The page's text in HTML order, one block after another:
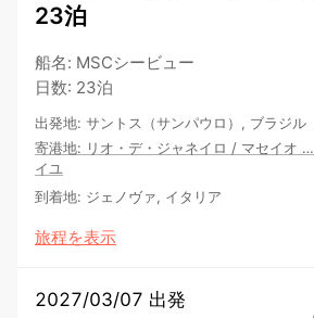
23泊
船名: MSCシービュー
日数: 23泊
出発地: サントス（サンパウロ）, ブラジル
寄港地: リオ・デ・ジャネイロ / マセイオ …
イユ
到着地: ジェノヴァ, イタリア
旅程を表示
2027/03/07 出発